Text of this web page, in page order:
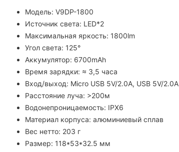
Модель: V9DP-1800
Источник света: LED*2
Максимальная яркость: 1800lm
Угол света: 125°
Аккумулятор: 6700mAh
Время зарядки: ≈ 3,5 часа
Вход/выход: Micro USB 5V/2.0A, USB 5V/2.0A
Расстояние луча: >200м
Водонепроницаемость: IPX6
Материал корпуса: алюминиевый сплав
Вес нетто: 203 г
Размер: 118*53*32.5 мм